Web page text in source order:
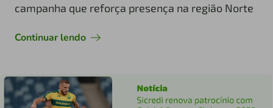
campanha que reforça presença na região Norte
Continuar lendo